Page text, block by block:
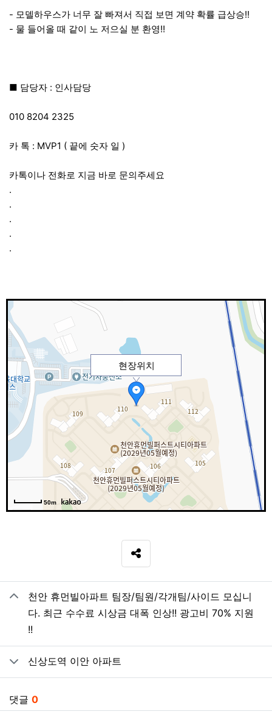
- 모델하우스가 너무 잘 빠져서 직접 보면 계약 확률 급상승!!
- 물 들어올 때 같이 노 저으실 분 환영!!
■ 담당자 : 인사담당
010 8204 2325
카 톡 : MVP1 ( 끝에 숫자 일 )
카톡이나 전화로 지금 바로 문의주세요
.
.
.
.
.
현장위치
50m
SNS 공유
관련자료
천안 휴먼빌아파트 팀장/팀원/각개팀/사이드 모십니
다. 최근 수수료 시상금 대폭 인상!! 광고비 70% 지원
!!
신상도역 이안 아파트
댓글 0